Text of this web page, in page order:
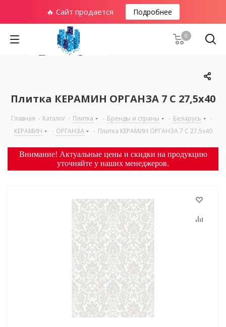
🔥 Сайт продается Подробнее
0
Плитка КЕРАМИН ОРГАНЗА 7 С 27,5х40
Главная - Каталог - Плитка - Бренды и страны - Беларусь
-
КЕРАМИН
- ОРГАНЗА - Плитка КЕРАМИН ОРГАНЗА 7 С 27,5х40
Внимание! Актуальные цены и скидки на продукцию
уточняйте у наших менеджеров.